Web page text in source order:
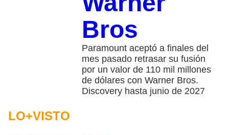
Bros
Paramount aceptó a finales del
mes pasado retrasar su fusión
por un valor de 110 mil millones
de dólares con Warner Bros.
Discovery hasta junio de 2027
LO+VISTO